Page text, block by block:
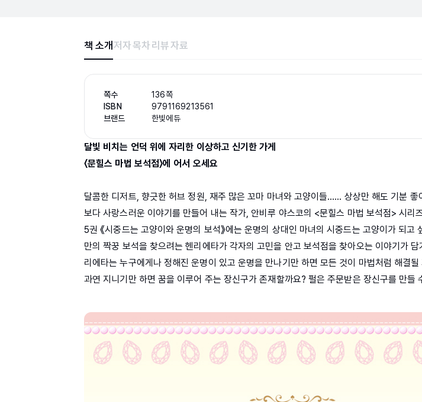
책 소개 저자목차 리뷰 자료
쪽수
136쪽
ISBN
9791169213561
브랜드
한빛에듀
달빛 비치는 언덕 위에 자리한 이상하고 신기한 가게
〈문힐스 마법 보석점〉에 어서 오세요
달콤한 디저트, 향긋한 허브 정원, 재주 많은 꼬마 마녀와 고양이들…… 상상만 해도 기분 좋
보다 사랑스러운 이야기를 만들어 내는 작가, 안비루 야스코의 <문힐스 마법 보석점> 시리
5권 《시중드는 고양이와 운명의 보석》에는 운명의 상대인 마녀의 시중드는 고양이가 되고
만의 짝꿍 보석을 찾으려는 헨리에타가 각자의 고민을 안고 보석점을 찾아오는 이야기가 담
리에타는 누구에게나 정해진 운명이 있고 운명을 만나기만 하면 모든 것이 마법처럼 해결
과연 지니기만 하면 꿈을 이루어 주는 장신구가 존재할까요? 펄은 주문받은 장신구를 만들